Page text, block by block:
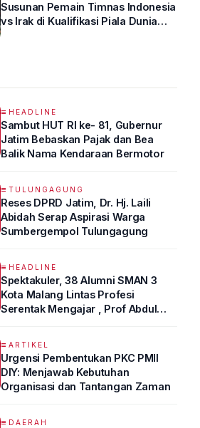
Susunan Pemain Timnas Indonesia
vs Irak di Kualifikasi Piala Dunia
HEADLINE
Sambut HUT RI ke- 81, Gubernur
Jatim Bebaskan Pajak dan Bea
Balik Nama Kendaraan Bermotor
TULUNGAGUNG
Reses DPRD Jatim, Dr. Hj. Laili
Abidah Serap Aspirasi Warga
Sumbergempol Tulungagung
HEADLINE
Spektakuler, 38 Alumni SMAN 3
Kota Malang Lintas Profesi
Serentak Mengajar , Prof Abdul
ARTIKEL
Urgensi Pembentukan PKC PMII
DIY: Menjawab Kebutuhan
Organisasi dan Tantangan Zaman
DAERAH